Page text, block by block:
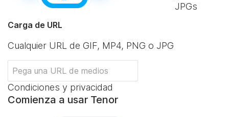
JPGs
Carga de URL
Cualquier URL de GIF, MP4, PNG o JPG
Condiciones y privacidad
Comienza a usar Tenor